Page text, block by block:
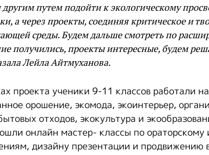
путем подойти к экологическому
а через проекты, соединяя критическое и
среды. Будем дальше смотреть по
получились, проекты интересные, будем
Лейла Айтмуханова.
проекта ученики 9-11 классов работали
орошение, экомода, экоинтерьер,
отходов, экокультура и
онлайн мастер- классы по ораторскому
дизайну презентации и продвижению